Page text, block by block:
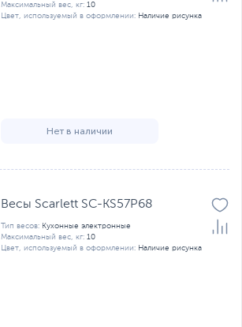
Максимальный вес, кг: 10
Цвет, используемый в оформлении: Наличие рисунка
Нет в наличии
Весы Scarlett SC-KS57P68
Тип весов: Кухонные электронные
Максимальный вес, кг: 10
Цвет, используемый в оформлении: Наличие рисунка